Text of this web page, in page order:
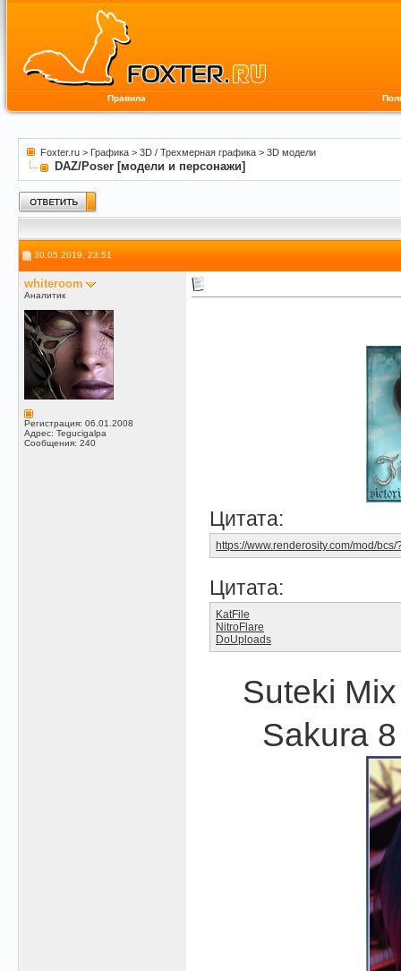
Правила
Foxter.ru > Графика > 3D / Трехмерная графика > 3D модели
DAZ/Poser [модели и персонажи]
30.05.2019, 23:51
whiteroom
Аналитик
Регистрация: 06.01.2008
Адрес: Tegucigalpa
Сообщения: 240
Цитата:
https://www.renderosity.com/mod/
Цитата:
KatFile
NitroFlare
DoUploads
Suteki
Sakura